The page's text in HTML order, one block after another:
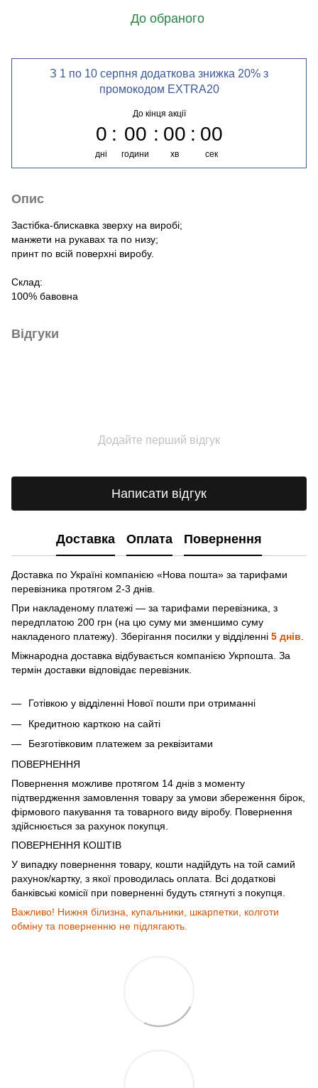
До обраного
З 1 по 10 серпня додаткова знижка 20% з
промокодом EXTRA20
До кінця акції
0
дні
00
години
00
хв
00
сек
Опис
Застібка-блискавка зверху на виробі;
манжети на рукавах та по низу;
принт по всій поверхні виробу.
Склад:
100% бавовна
Відгуки
Додайте перший відгук
Написати відгук
Доставка Оплата Повернення
Доставка по Україні компанією «Нова пошта» зa тарифами
перевізника протягом 2-3 днів.
При накладеному платежі — за тарифами перевізника, з
передплатою 200 грн (на цю суму ми зменшимо суму
накладеного платежу). Зберігання посилки у відділенні 5 днів.
Міжнародна доставка відбувається компанією Укрпошта. За
термін доставки відповідає перевізник.
Готівкою у відділенні Нової пошти при отриманні
Кредитною карткою на сайті
Безготівковим платежем за реквізитами
ПОВЕРНЕННЯ
Повернення можливе протягом 14 днів з моменту
підтвердження замовлення товару за умови збереження бірок,
фірмового пакування та товарного виду віробу. Повернення
здійснюється за рахунок покупця.
ПОВЕРНЕННЯ КОШТІВ
У випадку повернення товару, кошти надійдуть на той самий
рахунок/картку, з якої проводилась оплата. Всі додаткові
банківські комісії при поверненні будуть стягнуті з покупця.
Важливо! Нижня білизна, купальники, шкарпетки, колготи
обміну та поверненню не підлягають.